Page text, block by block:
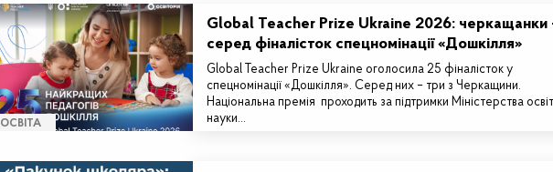
ОСВІТА
Global Teacher Prize Ukraine 2026: черкащанки
серед фіналісток спецномінації «Дошкілля»
Global Teacher Prize Ukraine оголосила 25 фіналісток у
спецномінації «Дошкілля». Серед них – три з Черкащини.
Національна премія проходить за підтримки Міністерства
науки…